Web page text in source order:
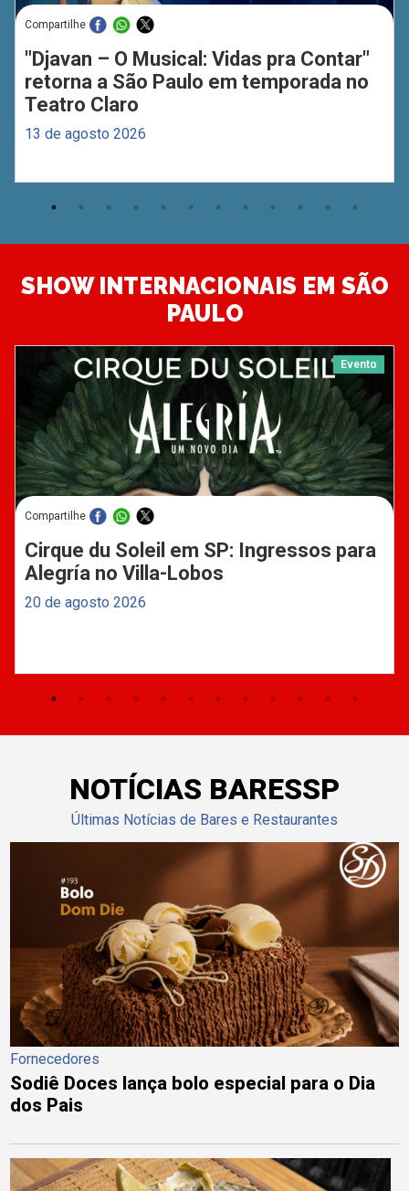
Compartilhe
"Djavan – O Musical: Vidas pra Contar"
retorna a São Paulo em temporada no
Teatro Claro
13 de agosto 2026
SHOW INTERNACIONAIS EM SÃO
PAULO
Evento
Compartilhe
Cirque du Soleil em SP: Ingressos para
Alegría no Villa-Lobos
20 de agosto 2026
NOTÍCIAS BARESSP
Últimas Notícias de Bares e Restaurantes
Fornecedores
Sodiê Doces lança bolo especial para o Dia
dos Pais